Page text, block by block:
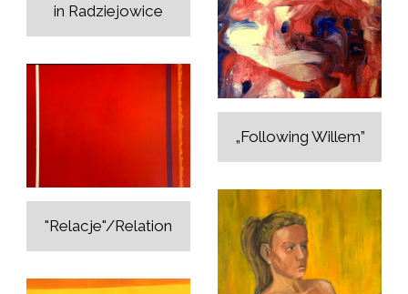
in Radziejowice
„Following Willem”
"Relacje"/Relation